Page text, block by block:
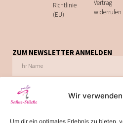
Wir
Um dir ein optimales Erlebnis zu bieten,
Richtlinie
(EU)
Vertrag
widerrufen
ZUM NEWSLETTER ANMELDEN